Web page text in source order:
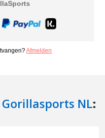
Gorillasports NL: